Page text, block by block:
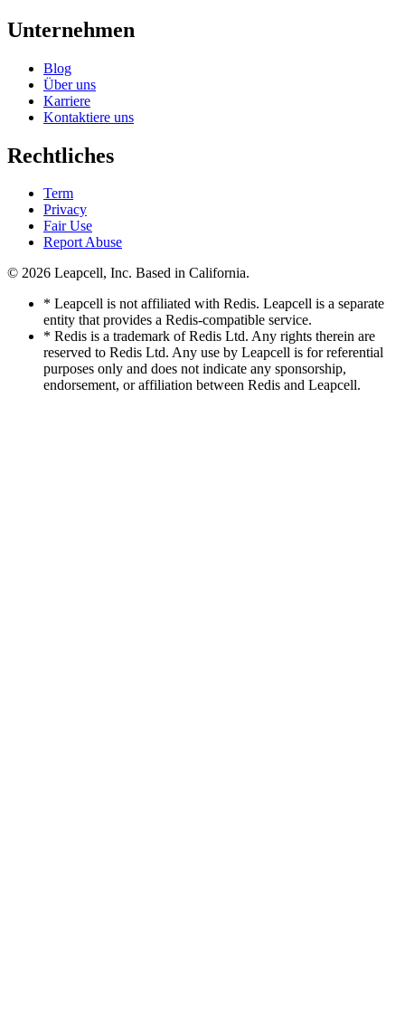
Unternehmen
Blog
Über uns
Karriere
Kontaktiere uns
Rechtliches
Term
Privacy
Fair Use
Report Abuse
© 2026 Leapcell, Inc. Based in California.
* Leapcell is not affiliated with Redis. Leapcell is a separate
entity that provides a Redis-compatible service.
* Redis is a trademark of Redis Ltd. Any rights therein are
reserved to Redis Ltd. Any use by Leapcell is for referential
purposes only and does not indicate any sponsorship,
endorsement, or affiliation between Redis and Leapcell.